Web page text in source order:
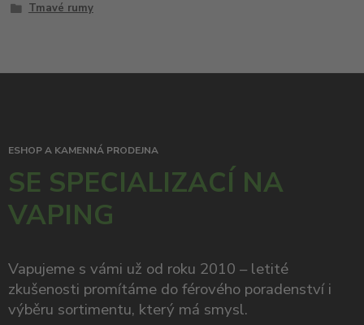
Tmavé rumy
ESHOP A KAMENNÁ PRODEJNA
SE SPECIALIZACÍ NA
VAPING
Vapujeme s vámi už od roku 2010 – letité
zkušenosti promítáme do férového poradenství i
výběru sortimentu, který má smysl.